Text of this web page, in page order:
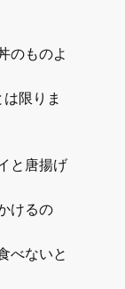
のものよ
限りま
と唐揚げ
けるの
べないと